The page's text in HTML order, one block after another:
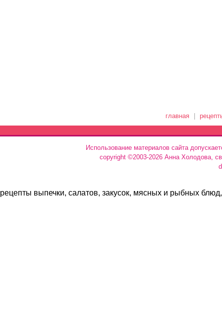
главная
Использование материалов сайта
copyright ©2003-2026 Анна Холодова,
рецепты выпечки, салатов, закусок, мясных и рыбных